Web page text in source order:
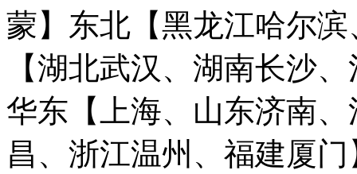
蒙】 东北【黑龙江哈尔
【湖北武汉、湖南长沙
华东【上海、山东济南
昌、浙江温州、福建厦门